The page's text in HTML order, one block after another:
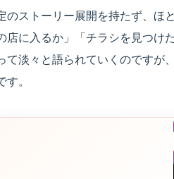
のストーリー展開を持たず、ほ
店に入るか」「チラシを見つけ
て淡々と語られていくのですが
す。